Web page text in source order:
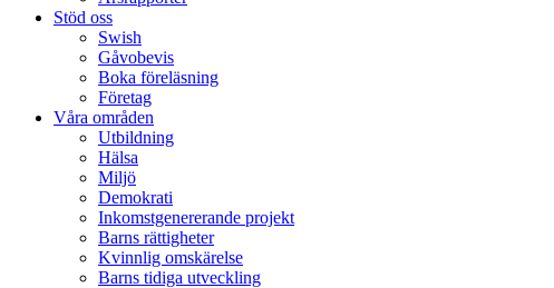
Stöd oss
Swish
Gåvobevis
Boka föreläsning
Företag
Våra områden
Utbildning
Hälsa
Miljö
Demokrati
Inkomstgenererande projekt
Barns rättigheter
Kvinnlig omskärelse
Barns tidiga utveckling